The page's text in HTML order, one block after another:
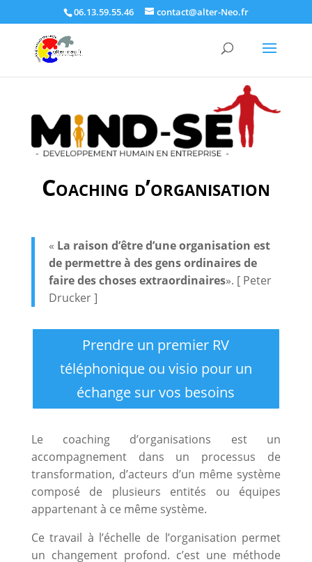
06.13.59.55.46 contact@alter-Neo.fr
Coaching d’organisation
« La raison d’être d’une organisation est
de permettre à des gens ordinaires de
faire des choses extraordinaires». [ Peter
Drucker ]
Prendre un premier RV
téléphonique ou visio pour un
échange sur vos besoins
Le coaching d’organisations est un
accompagnement dans un processus de
transformation, d’acteurs d’un même système
composé de plusieurs entités ou équipes
appartenant à ce même système.
Ce travail à l’échelle de l’organisation permet
un changement profond. c’est une méthode